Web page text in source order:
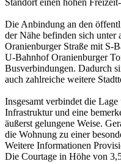
Die Anbindung an den
der Nähe befinden sich unter
Oranienburger Straße mit S-
U-Bahnhof Oranienburger
Busverbindungen. Dadurch
auch zahlreiche weitere
Insgesamt verbindet die
Infrastruktur und eine
äußerst gelungene Weise.
die Wohnung zu einer
Weitere Informationen
Die Courtage in Höhe von